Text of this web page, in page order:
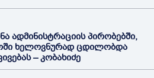
ადმინისტრაციის პირობებში,
ხელოვნურად ცდილობდა
– კობახიძე